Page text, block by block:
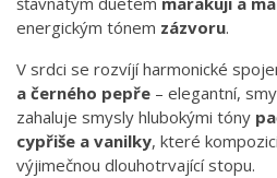
energickým tónem zázvoru.
V srdci se rozvíjí harmonické
a černého pepře – elegantní,
zahaluje smysly hlubokými tóny
cypřiše a vanilky, které
výjimečnou dlouhotrvající stopu.